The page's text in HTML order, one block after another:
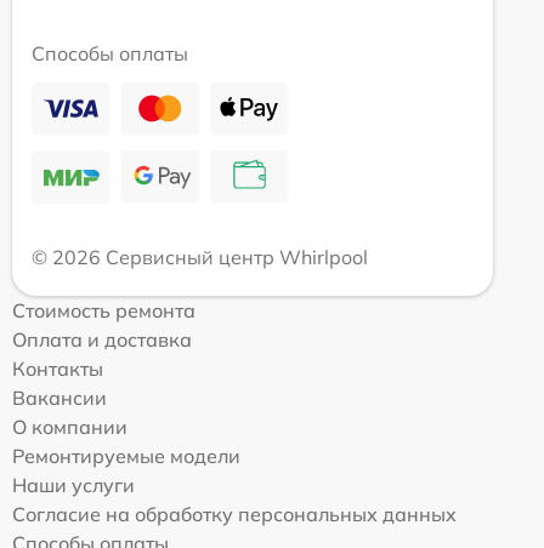
Способы оплаты
© 2026 Сервисный центр Whirlpool
Стоимость ремонта
Оплата и доставка
Контакты
Вакансии
О компании
Ремонтируемые модели
Наши услуги
Согласие на обработку персональных данных